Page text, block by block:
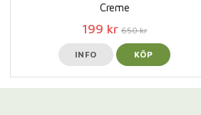
Creme
199 kr 650 kr
INFO KÖP